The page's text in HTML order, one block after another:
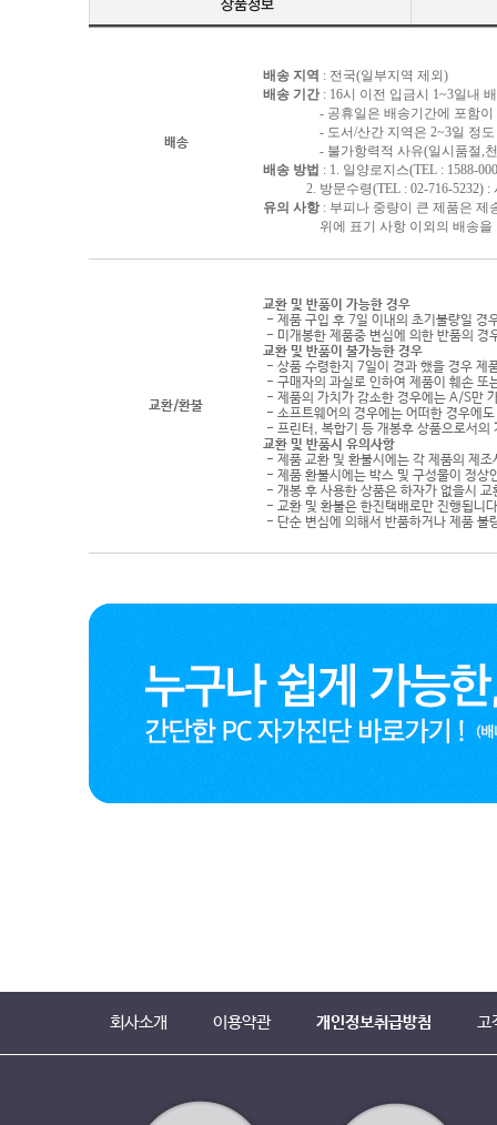
배송
배송 지역 : 전국(일부지역 제외)
배송 기간 : 16시 이전 입금시 1~3일내
- 공휴일은 배송기간에 포함이
- 도서/산간 지역은 2~3일 정도
- 불가항력적 사유(일시품절,천재
배송 방법 : 1. 일양로지스(TEL : 1588-
2. 방문수령(TEL : 02-716-5232) :
유의 사항: 부피나 중량이 큰 제품은 제
위에 표기 사항 이외의 배송을 원
교환/환불
교환 및 반품이 가능한 경우
- 제품 구입 후 7일 이내의 초기불량일 경
- 미개봉한 제품중 변심에 의한 반품의 경
교환 및 반품이 불가능한 경우
- 상품 수령한지 7일이 경과 했을 경우 제
- 구매자의 과실로 인하여 제품이 훼손 또
- 제품의 가치가 감소한 경우에는 A/S만
- 소프트웨어의 경우에는 어떠한 경우에
- 프린터, 복합기 등 개봉후 상품으로서의
교환 및 반품시 유의사항
- 제품 교환 및 환불시에는 각 제품의 제
- 제품 환불시에는 박스 및 구성물이 정상
- 개봉 후 사용한 상품은 하자가 없을시
- 교환 및 환불은 한진택배로만 진행됩니
- 단순 변심에 의해서 반품하거나 제품
회사소개 이용약관 개인정보취급방침 고